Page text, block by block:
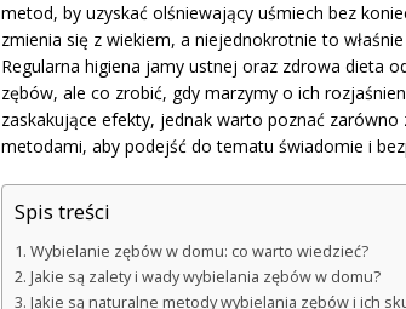
metod, by uzyskać olśniewający uśmiech bez
zmienia się z wiekiem, a niejednokrotnie to
Regularna higiena jamy ustnej oraz zdrowa dieta
zębów, ale co zrobić, gdy marzymy o ich
zaskakujące efekty, jednak warto poznać
metodami, aby podejść do tematu świadomie i
Spis treści
Wybielanie zębów w domu: co warto wiedzieć?
Jakie są zalety i wady wybielania zębów w domu?
Jakie są naturalne metody wybielania zębów i ich